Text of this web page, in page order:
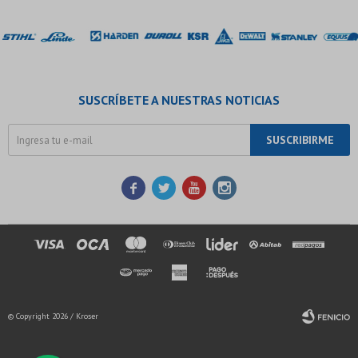
SUSCRÍBETE A NUESTRAS NOTICIAS
SUSCRIBIRME
   
© Copyright 2026 / Kroser